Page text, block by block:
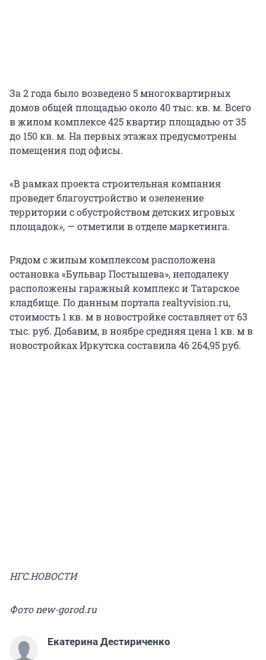
За 2 года было возведено 5 многоквартирных
домов общей площадью около 40 тыс. кв. м. Всего
в жилом комплексе 425 квартир площадью от 35
до 150 кв. м. На первых этажах предусмотрены
помещения под офисы.
«В рамках проекта строительная компания
проведет благоустройство и озеленение
территории с обустройством детских игровых
площадок», — отметили в отделе маркетинга.
Рядом с жилым комплексом расположена
остановка «Бульвар Постышева», неподалеку
расположены гаражный комплекс и Татарское
кладбище. По данным портала realtyvision.ru,
стоимость 1 кв. м в новостройке составляет от 63
тыс. руб. Добавим, в ноябре средняя цена 1 кв. м в
новостройках Иркутска составила 46 264,95 руб.
НГС.НОВОСТИ
Фото new-gorod.ru
Екатерина Дестириченко